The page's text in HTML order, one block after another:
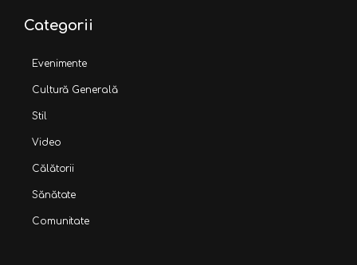
Categorii
Evenimente
Cultură Generală
Stil
Video
Călătorii
Sănătate
Comunitate